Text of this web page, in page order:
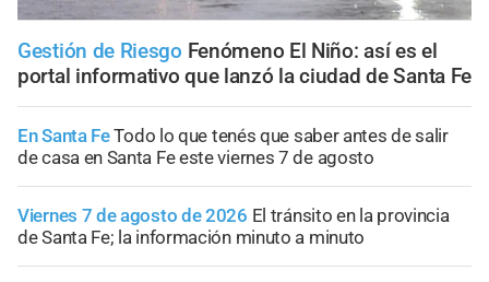
Gestión de Riesgo Fenómeno El Niño: así es el
portal informativo que lanzó la ciudad de Santa Fe
En Santa FeTodo lo que tenés que saber antes de salir
de casa en Santa Fe este viernes 7 de agosto
Viernes 7 de agosto de 2026 El tránsito en la provincia
de Santa Fe; la información minuto a minuto